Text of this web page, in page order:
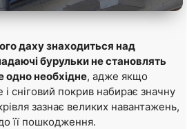
даху знаходиться над
бурульки не становлять
одно необхідне, адже якщо
і сніговий покрив набирає значну
зазнає великих навантажень,
її пошкодження.